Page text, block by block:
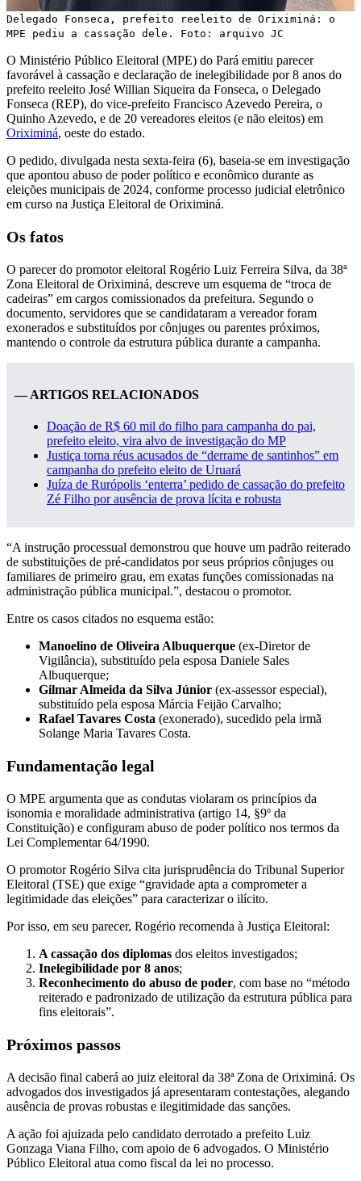
Delegado Fonseca, prefeito reeleito de Oriximiná: o
MPE pediu a cassação dele. Foto: arquivo JC
O Ministério Público Eleitoral (MPE) do Pará emitiu parecer
favorável à cassação e declaração de inelegibilidade por 8 anos do
prefeito reeleito José Willian Siqueira da Fonseca, o Delegado
Fonseca (REP), do vice-prefeito Francisco Azevedo Pereira, o
Quinho Azevedo, e de 20 vereadores eleitos (e não eleitos) em
Oriximiná, oeste do estado.
O pedido, divulgada nesta sexta-feira (6), baseia-se em investigação
que apontou abuso de poder político e econômico durante as
eleições municipais de 2024, conforme processo judicial eletrônico
em curso na Justiça Eleitoral de Oriximiná.
Os fatos
O parecer do promotor eleitoral Rogério Luiz Ferreira Silva, da 38ª
Zona Eleitoral de Oriximiná, descreve um esquema de “troca de
cadeiras” em cargos comissionados da prefeitura. Segundo o
documento, servidores que se candidataram a vereador foram
exonerados e substituídos por cônjuges ou parentes próximos,
mantendo o controle da estrutura pública durante a campanha.
— ARTIGOS RELACIONADOS
Doação de R$ 60 mil do filho para campanha do pai,
prefeito eleito, vira alvo de investigação do MP
Justiça torna réus acusados de “derrame de santinhos” em
campanha do prefeito eleito de Uruará
Juíza de Rurópolis ‘enterra’ pedido de cassação do prefeito
Zé Filho por ausência de prova lícita e robusta
“A instrução processual demonstrou que houve um padrão reiterado
de substituições de pré-candidatos por seus próprios cônjuges ou
familiares de primeiro grau, em exatas funções comissionadas na
administração pública municipal.”, destacou o promotor.
Entre os casos citados no esquema estão:
Manoelino de Oliveira Albuquerque (ex-Diretor de
Vigilância), substituído pela esposa Daniele Sales
Albuquerque;
Gilmar Almeida da Silva Júnior (ex-assessor especial),
substituído pela esposa Márcia Feijão Carvalho;
Rafael Tavares Costa (exonerado), sucedido pela irmã
Solange Maria Tavares Costa.
Fundamentação legal
O MPE argumenta que as condutas violaram os princípios da
isonomia e moralidade administrativa (artigo 14, §9º da
Constituição) e configuram abuso de poder político nos termos da
Lei Complementar 64/1990.
O promotor Rogério Silva cita jurisprudência do Tribunal Superior
Eleitoral (TSE) que exige “gravidade apta a comprometer a
legitimidade das eleições” para caracterizar o ilícito.
Por isso, em seu parecer, Rogério recomenda à Justiça Eleitoral:
A cassação dos diplomas dos eleitos investigados;
Inelegibilidade por 8 anos;
Reconhecimento do abuso de poder, com base no “método
reiterado e padronizado de utilização da estrutura pública para
fins eleitorais”.
Próximos passos
A decisão final caberá ao juiz eleitoral da 38ª Zona de Oriximiná. Os
advogados dos investigados já apresentaram contestações, alegando
ausência de provas robustas e ilegitimidade das sanções.
A ação foi ajuizada pelo candidato derrotado a prefeito Luiz
Gonzaga Viana Filho, com apoio de 6 advogados. O Ministério
Público Eleitoral atua como fiscal da lei no processo.